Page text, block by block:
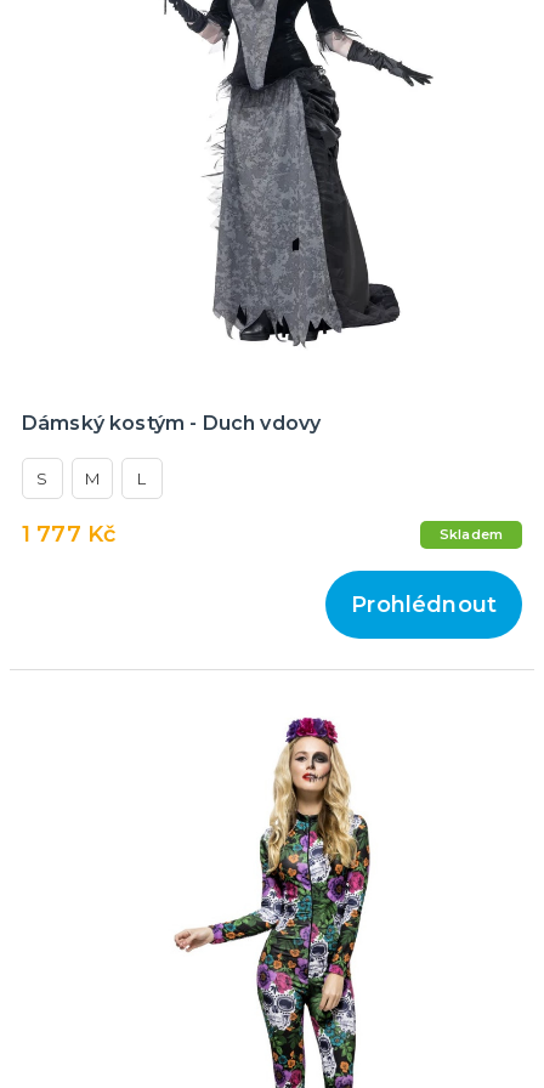
Dámský kostým - Duch vdovy
S M L
1 777 Kč Skladem
Prohlédnout